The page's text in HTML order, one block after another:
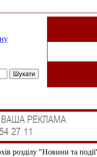
розділу "Новини та